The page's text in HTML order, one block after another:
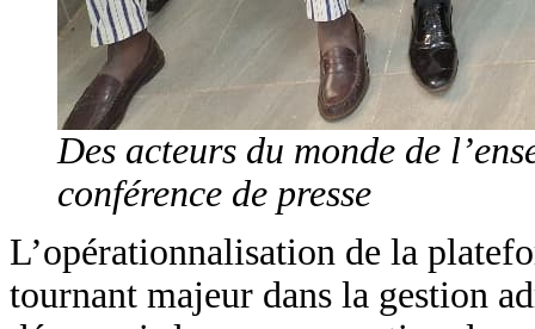
Des acteurs du monde de
conférence de presse
L’opérationnalisation de la
tournant majeur dans la gestion